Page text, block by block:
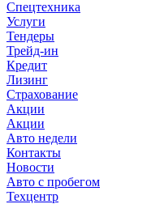
Спецтехника
Услуги
Тендеры
Трейд-ин
Кредит
Лизинг
Страхование
Акции
Акции
Авто недели
Контакты
Новости
Авто с пробегом
Техцентр